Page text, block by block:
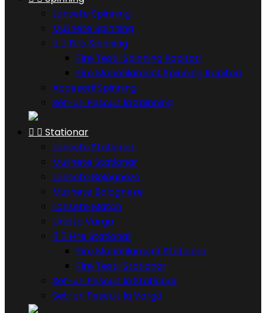
Lansete Spinning
Mulinete Spinning
  Fire Spinning
Fire Textil Spinning Rapitori
Fire Monofilament Spinning Rapitori
Accesorii Spinning
Set-uri Pescuit la Spinning
  Stationar
Lansete Stationar
Mulinete Stationar
Lansete Bologneze
Mulinete Bologneze
Lansete Match
Undita Varga
  Fire Stationar
Fire Monofilament Stationar
Fire Textil Stationar
Set-uri Pescuit la Stationar
Set-uri Pescuit la Varga